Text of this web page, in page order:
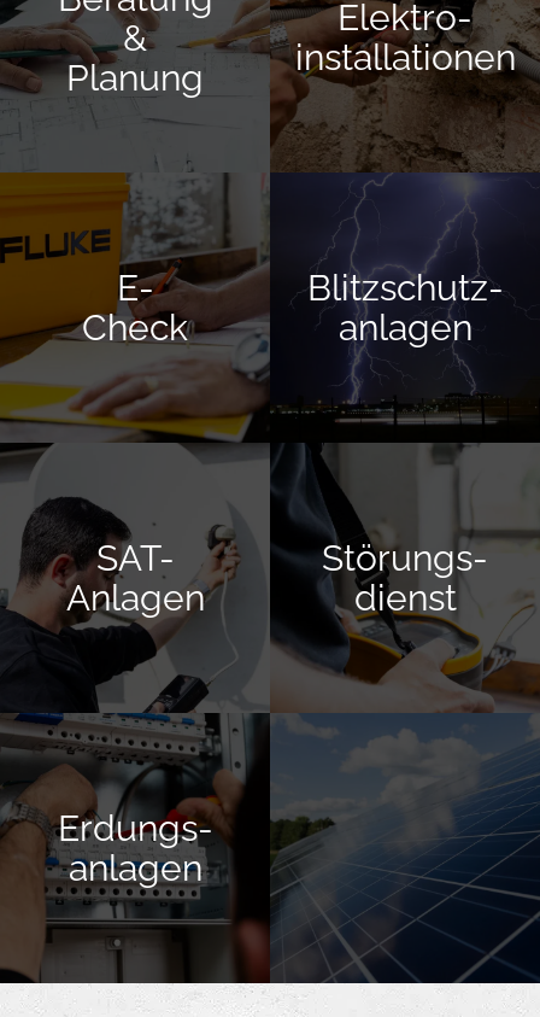
&
Planung
Elektro­
installationen
E-
Check
Blitzschutz­
anlagen
SAT-
Anlagen
Störungs­
dienst
Erdungs­
anlagen